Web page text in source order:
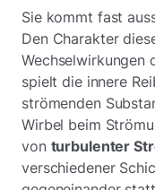
Sie kommt fast
Den Charakter
Wechselwirkungen
spielt die innere
strömenden
Wirbel beim
von turbulenter
verschiedener